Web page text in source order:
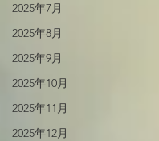
2025年7月
2025年8月
2025年9月
2025年10月
2025年11月
2025年12月